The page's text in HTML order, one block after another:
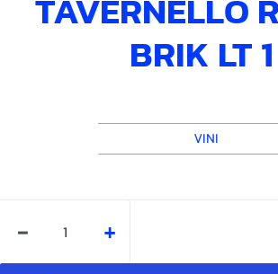
TAVERNELLO
BRIK LT 1
VINI